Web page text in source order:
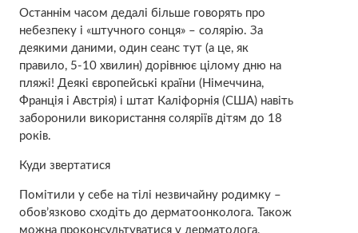
Останнім часом дедалі більше говорять про
небезпеку і «штучного сонця» – солярію. За
деякими даними, один сеанс тут (а це, як
правило, 5-10 хвилин) дорівнює цілому дню на
пляжі! Деякі європейські країни (Німеччина,
Франція і Австрія) і штат Каліфорнія (США) навіть
заборонили використання соляріїв дітям до 18
років.
Куди звертатися
Помітили у себе на тілі незвичайну родимку –
обов’язково сходіть до дерматоонколога. Також
можна проконсультуватися у дерматолога,